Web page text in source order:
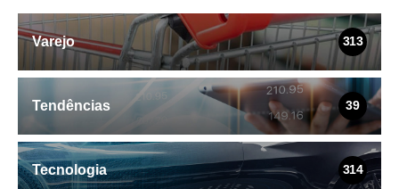
Varejo 313
Tendências 39
Tecnologia 314